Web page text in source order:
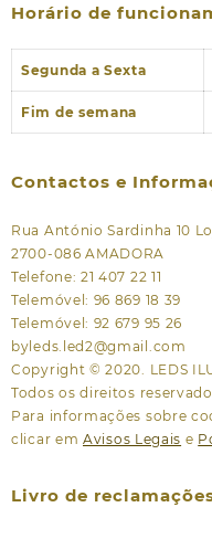
Horário de
Segunda a Sexta
Fim de semana
Contactos e
Rua António Sardinha 10
2700-086 AMADORA
Telefone: 21 407 22 11
Telemóvel: 96 869 18 39
Telemóvel: 92 679 95 26
byleds.led2@gmail.com
Copyright © 2020. LEDS
Todos os direitos
Para informações sobre
clicar em Avisos Legais e
Livro de